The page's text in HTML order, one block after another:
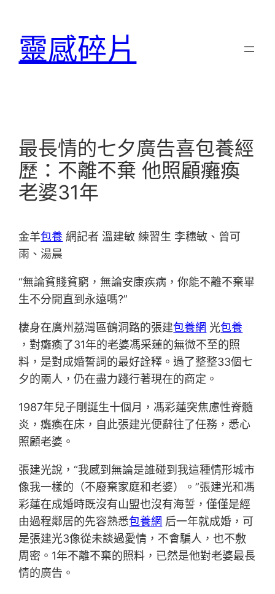
靈感碎片
最長情的七夕廣告喜包養經
歷：不離不棄 他照顧癱瘓
老婆31年
金羊包養 網記者 溫建敏 練習生 李穗敏、曾可
雨、湯晨
“無論貧賤貧窮，無論安康疾病，你能不離不棄畢
生不分開直到永遠嗎?”
棲身在廣州荔灣區鶴洞路的張建包養網 光包養
，對癱瘓了31年的老婆馮采蓮的無微不至的照
料，是對成婚誓詞的最好詮釋。過了整整33個七
夕的兩人，仍在盡力踐行著現在的商定。
1987年兒子剛誕生十個月，馮彩蓮突焦慮性脊髓
炎，癱瘓在床，自此張建光便辭往了任務，悉心
照顧老婆。
張建光說，“我感到無論是誰碰到我這種情形城市
像我一樣的（不廢棄家庭和老婆）。”張建光和馮
彩蓮在成婚時既沒有山盟也沒有海誓，僅僅是經
由過程鄰居的先容熟悉包養網 后一年就成婚，可
是張建光3像從未談過愛情，不會騙人，也不敷
周密。1年不離不棄的照料，已然是他對老婆最長
情的廣告。